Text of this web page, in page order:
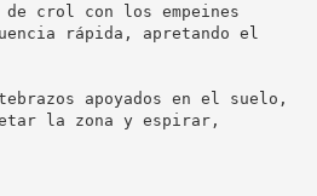
crol con los empeines
rápida, apretando el
apoyados en el suelo,
la zona y espirar,